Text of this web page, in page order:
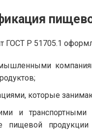
ГОСТ Р 51705.1
которые
и
пищевой